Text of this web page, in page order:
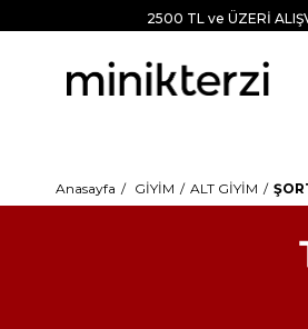
2500 TL ve ÜZERİ
Anasayfa GİYİM ALT GİYİM